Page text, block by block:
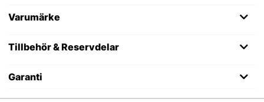
Varumärke
Tillbehör & Reservdelar
Garanti